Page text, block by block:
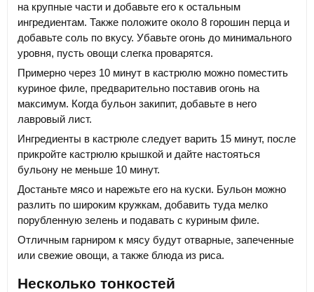
на крупные части и добавьте его к остальным
ингредиентам. Также положите около 8 горошин перца и
добавьте соль по вкусу. Убавьте огонь до минимального
уровня, пусть овощи слегка проварятся.
Примерно через 10 минут в кастрюлю можно поместить
куриное филе, предварительно поставив огонь на
максимум. Когда бульон закипит, добавьте в него
лавровый лист.
Ингредиенты в кастрюле следует варить 15 минут, после
прикройте кастрюлю крышкой и дайте настояться
бульону не меньше 10 минут.
Достаньте мясо и нарежьте его на куски. Бульон можно
разлить по широким кружкам, добавить туда мелко
порубленную зелень и подавать с куриным филе.
Отличным гарниром к мясу будут отварные, запеченные
или свежие овощи, а также блюда из риса.
Несколько тонкостей